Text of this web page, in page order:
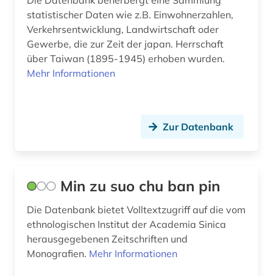
statistischer Daten wie z.B. Einwohnerzahlen,
Verkehrsentwicklung, Landwirtschaft oder
Gewerbe, die zur Zeit der japan. Herrschaft
über Taiwan (1895-1945) erhoben wurden.
Mehr Informationen
Zur Datenbank
Min zu suo chu ban pin
Die Datenbank bietet Volltextzugriff auf die vom
ethnologischen Institut der Academia Sinica
herausgegebenen Zeitschriften und
Monografien. Mehr Informationen